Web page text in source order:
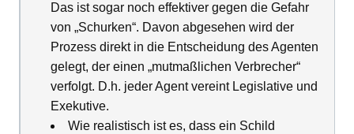
Das ist sogar noch effektiver gegen die Gefahr
von „Schurken“. Davon abgesehen wird der
Prozess direkt in die Entscheidung des Agenten
gelegt, der einen „mutmaßlichen Verbrecher“
verfolgt. D.h. jeder Agent vereint Legislative und
Exekutive.
Wie realistisch ist es, dass ein Schild